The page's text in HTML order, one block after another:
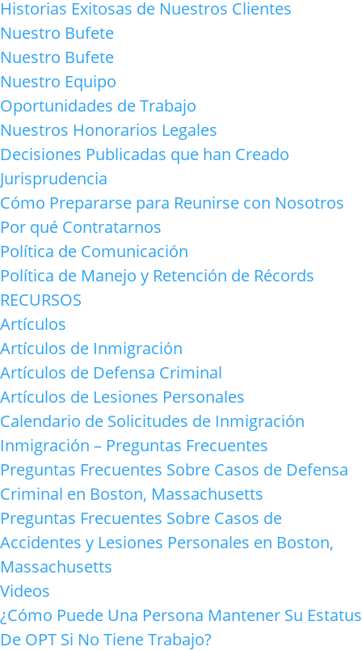
Historias Exitosas de Nuestros Clientes
Nuestro Bufete
Nuestro Bufete
Nuestro Equipo
Oportunidades de Trabajo
Nuestros Honorarios Legales
Decisiones Publicadas que han Creado
Jurisprudencia
Cómo Prepararse para Reunirse con Nosotros
Por qué Contratarnos
Política de Comunicación
Política de Manejo y Retención de Récords
RECURSOS
Artículos
Artículos de Inmigración
Artículos de Defensa Criminal
Artículos de Lesiones Personales
Calendario de Solicitudes de Inmigración
Inmigración – Preguntas Frecuentes
Preguntas Frecuentes Sobre Casos de Defensa
Criminal en Boston, Massachusetts
Preguntas Frecuentes Sobre Casos de
Accidentes y Lesiones Personales en Boston,
Massachusetts
Videos
¿Cómo Puede Una Persona Mantener Su Estatus
De OPT Si No Tiene Trabajo?